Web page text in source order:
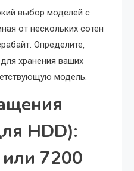
выбор моделей с
от нескольких сотен
Определите‚
хранения ваших
модель.
HDD):
7200